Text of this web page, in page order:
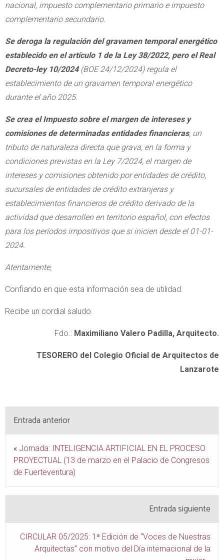
nacional, impuesto complementario primario e impuesto
complementario secundario.
Se deroga la regulación del gravamen temporal energético
establecido en el artículo 1 de la Ley 38/2022, pero el Real
Decreto-ley 10/2024(BOE 24/12/2024) regula el
establecimiento de un gravamen temporal energético
durante el año 2025.
Se crea el Impuesto sobre el margen de intereses y
comisiones de determinadas entidades financieras, un
tributo de naturaleza directa que grava, en la forma y
condiciones previstas en la Ley 7/2024, el margen de
intereses y comisiones obtenido por entidades de crédito,
sucursales de entidades de crédito extranjeras y
establecimientos financieros de crédito derivado de la
actividad que desarrollen en territorio español, con efectos
para los períodos impositivos que si inicien desde el 01-01-
2024.
Atentamente,
Confiando en que esta información sea de utilidad.
Recibe un cordial saludo.
Fdo.: Maximiliano Valero Padilla, Arquitecto.
TESORERO del Colegio Oficial de Arquitectos de
Lanzarote
Entrada anterior
« Jornada: INTELIGENCIA ARTIFICIAL EN EL PROCESO
PROYECTUAL (13 de marzo en el Palacio de Congresos
de Fuerteventura)
Entrada siguiente
CIRCULAR 05/2025: 1ª Edición de “Voces de Nuestras
Arquitectas” con motivo del Día internacional de la